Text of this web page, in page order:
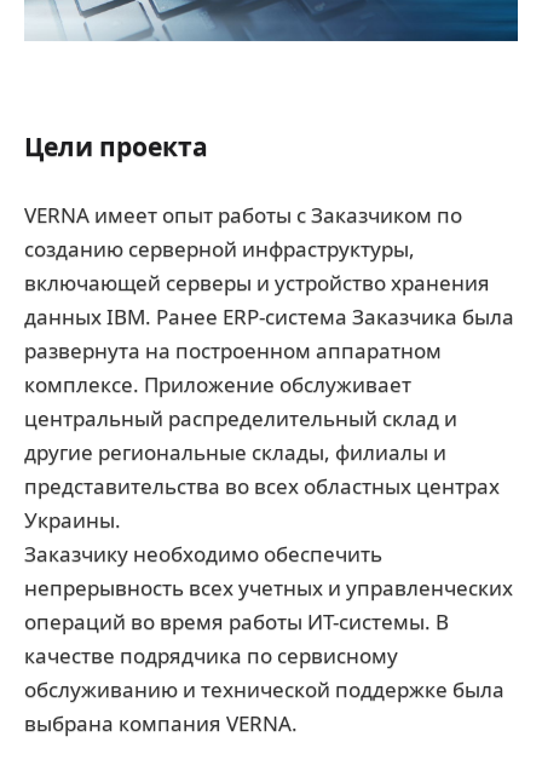
Цели проекта
VERNA имеет опыт работы с Заказчиком по
созданию серверной инфраструктуры,
включающей серверы и устройство хранения
данных IBM. Ранее ERP-система Заказчика была
развернута на построенном аппаратном
комплексе. Приложение обслуживает
центральный распределительный склад и
другие региональные склады, филиалы и
представительства во всех областных центрах
Украины.
Заказчику необходимо обеспечить
непрерывность всех учетных и управленческих
операций во время работы ИТ-системы. В
качестве подрядчика по сервисному
обслуживанию и технической поддержке была
выбрана компания VERNA.